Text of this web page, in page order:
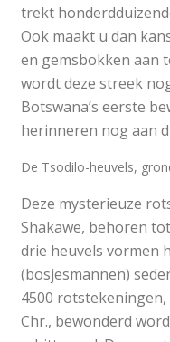
trekt
Ook maakt u dan
en gemsbokken aan
wordt deze streek
Botswana’s eerste
herinneren nog aan
De Tsodilo-heuvels,
Deze mysterieuze
Shakawe, behoren
drie heuvels vormen
(bosjesmannen)
4500 rotstekeningen,
Chr., bewonderd